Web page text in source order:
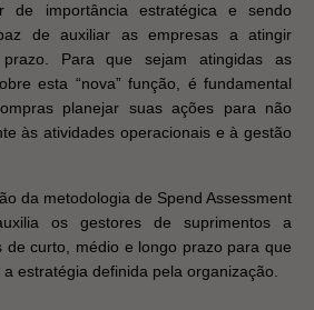
de importância estratégica e sendo
de auxiliar as empresas a atingir
Para que sejam atingidas as
esta “nova” função, é fundamental
planejar suas ações para não
às atividades operacionais e à gestão
da metodologia de Spend Assessment
os gestores de suprimentos a
de curto, médio e longo prazo para que
estratégia definida pela organização.